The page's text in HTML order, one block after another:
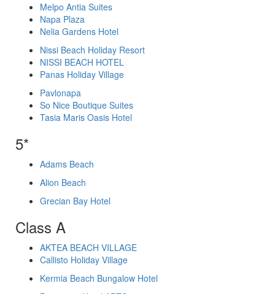
Melpo Antia Suites
Napa Plaza
Nelia Gardens Hotel
Nissi Beach Holiday Resort
NISSI BEACH HOTEL
Panas Holiday Village
Pavlonapa
So Nice Boutique Suites
Tasia Maris Oasis Hotel
5*
Adams Beach
Alion Beach
Grecian Bay Hotel
Class A
AKTEA BEACH VILLAGE
Callisto Holiday Village
Kermia Beach Bungalow Hotel